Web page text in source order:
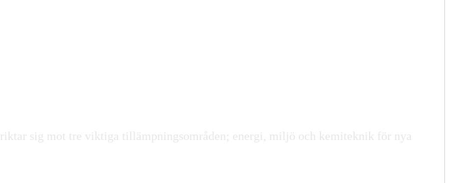
sig mot tre viktiga tillämpningsområden; energi, miljö och kemiteknik för nya